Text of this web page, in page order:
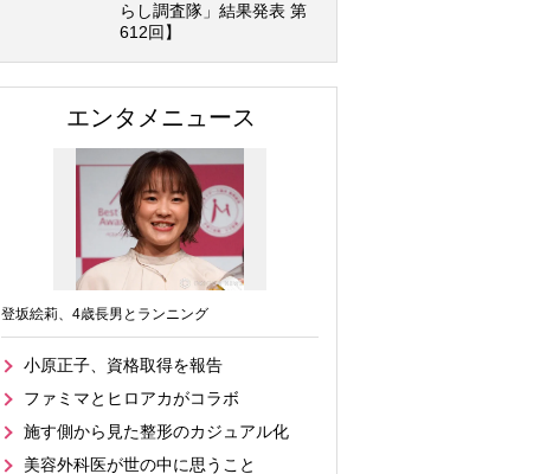
らし調査隊」結果発表 第
612回】
エンタメニュース
登坂絵莉、4歳長男とランニング
小原正子、資格取得を報告
ファミマとヒロアカがコラボ
施す側から見た整形のカジュアル化
美容外科医が世の中に思うこと